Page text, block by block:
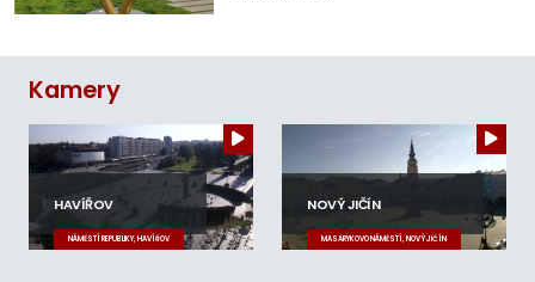
Kamery
HAVÍŘOV
NÁMĚSTÍ REPUBLIKY, HAVÍŘOV
NOVÝ JIČÍN
MASARYKOVO NÁMĚSTÍ, NOVÝ JIČÍN